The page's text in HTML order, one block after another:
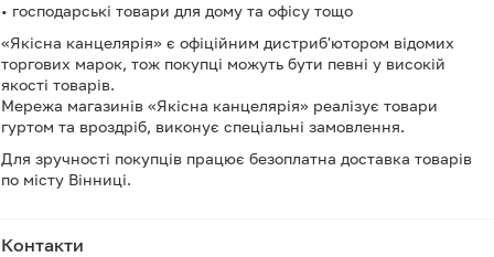
• господарські товари для дому та офісу тощо
«Якісна канцелярія» є офіційним дистриб'ютором відомих
торгових марок, тож покупці можуть бути певні у високій
якості товарів.
Мережа магазинів «Якісна канцелярія» реалізує товари
гуртом та вроздріб, виконує спеціальні замовлення.
Для зручності покупців працює безоплатна доставка товарів
по місту Вінниці.
Контакти